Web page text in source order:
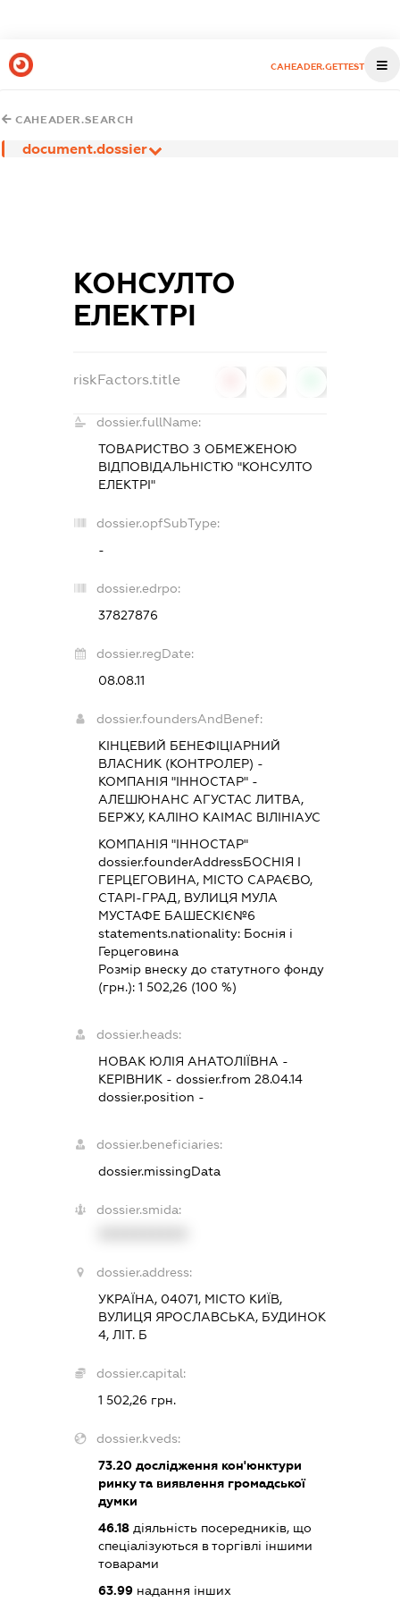
CAHEADER.GETTEST
CAHEADER.SEARCH
document.dossier
КОНСУЛТО
ЕЛЕКТРІ
riskFactors.title
dossier.fullName:
ТОВАРИСТВО З ОБМЕЖЕНОЮ
ВІДПОВІДАЛЬНІСТЮ "КОНСУЛТО
ЕЛЕКТРІ"
dossier.opfSubType:
-
dossier.edrpo:
37827876
dossier.regDate:
08.08.11
dossier.foundersAndBenef:
КІНЦЕВИЙ БЕНЕФІЦІАРНИЙ
ВЛАСНИК (КОНТРОЛЕР) -
КОМПАНІЯ "ІННОСТАР" -
АЛЕШЮНАНС АГУСТАС ЛИТВА,
БЕРЖУ, КАЛІНО КАІМАС ВІЛІНІАУС
КОМПАНІЯ "ІННОСТАР"
dossier.founderAddressБОСНІЯ І
ГЕРЦЕГОВИНА, МІСТО САРАЄВО,
СТАРІ-ГРАД, ВУЛИЦЯ МУЛА
МУСТАФЕ БАШЕСКІЄ№6
statements.nationality: Боснія і
Герцеговина
Розмір внеску до статутного фонду
(грн.): 1 502,26 (100 %)
dossier.heads:
НОВАК ЮЛІЯ АНАТОЛІЇВНА -
КЕРІВНИК - dossier.from 28.04.14
dossier.position -
dossier.beneficiaries:
dossier.missingData
dossier.smida:
dossier.address:
УКРАЇНА, 04071, МІСТО КИЇВ,
ВУЛИЦЯ ЯРОСЛАВСЬКА, БУДИНОК
4, ЛІТ. Б
dossier.capital:
1 502,26 грн.
dossier.kveds:
73.20дослідження кон'юнктури
ринку та виявлення громадської
думки
46.18діяльність посередників, що
спеціалізуються в торгівлі іншими
товарами
63.99надання інших